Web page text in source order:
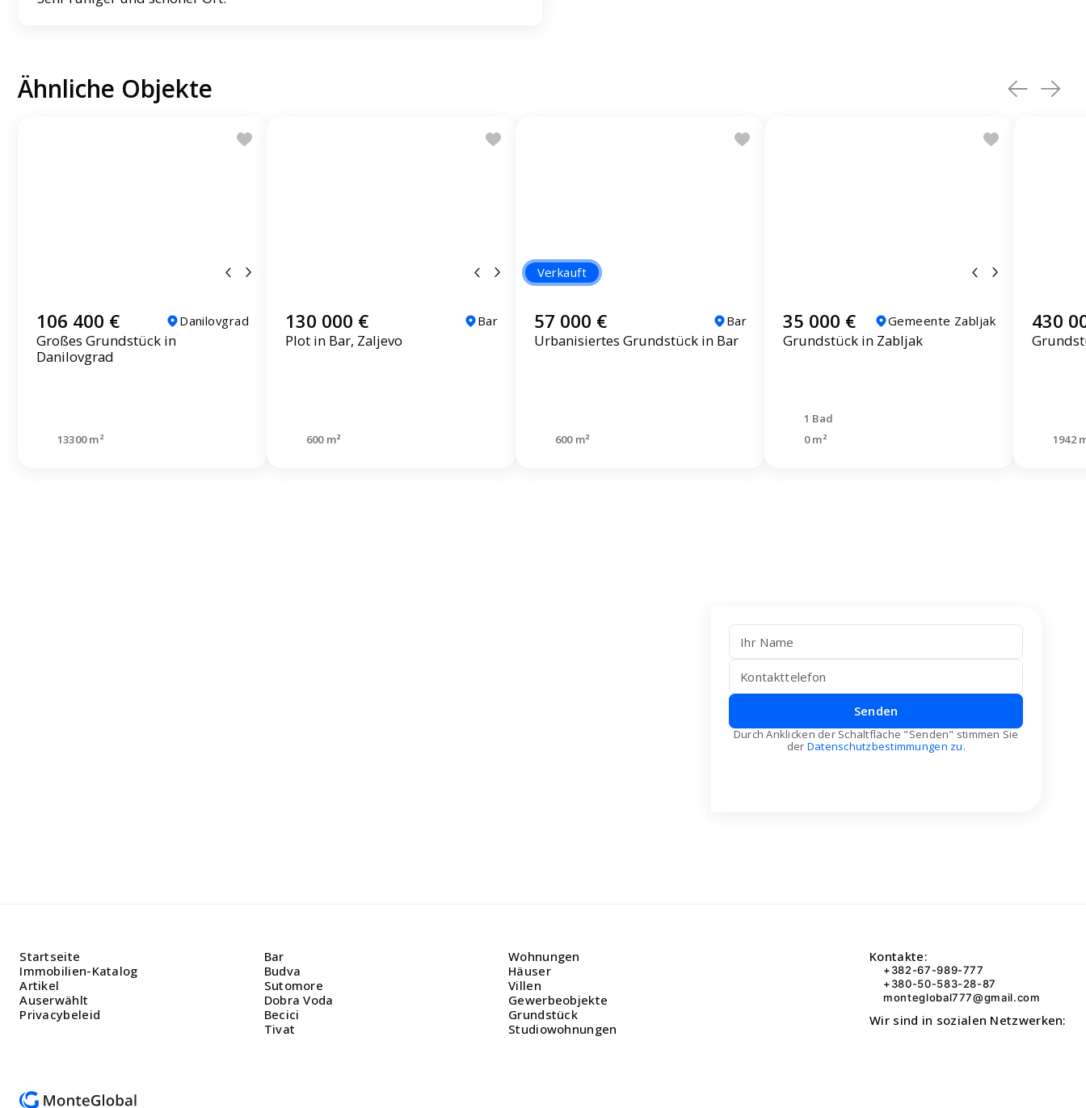
Ähnliche Objekte
106 400 € Danilovgrad
Großes Grundstück in
Danilovgrad
13300 m²
130 000 € Bar
Plot in Bar, Zaljevo
600 m²
Verkauft
57 000 € Bar
Urbanisiertes Grundstück in Bar
600 m²
35 000 € Gemeente Zabljak
Grundstück in Zabljak
1 Bad
0 m²
430
1942
Senden
Durch Anklicken der Schaltfläche "Senden" stimmen Sie
der Datenschutzbestimmungen zu.
Startseite
Immobilien-Katalog
Artikel
Auserwählt
Privacybeleid
Bar
Budva
Sutomore
Dobra Voda
Becici
Tivat
Wohnungen
Häuser
Villen
Gewerbeobjekte
Grundstück
Studiowohnungen
Kontakte:
+382-67-989-777
+380-50-583-28-87
monteglobal777@gmail.com
Wir sind in sozialen Netzwerken: